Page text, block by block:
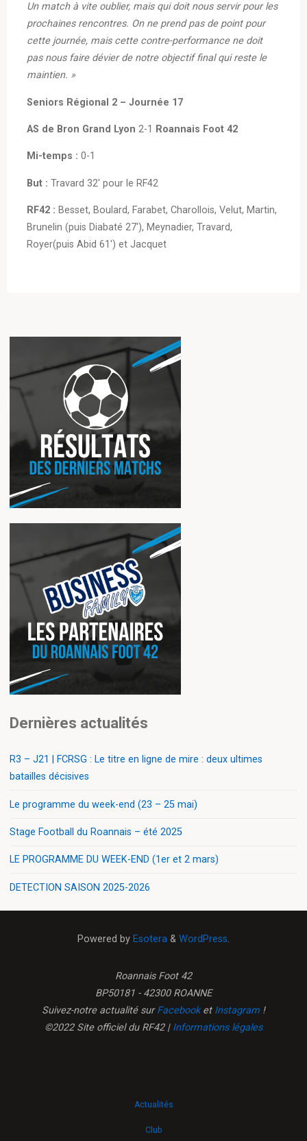
Un match à vite oublier, mais qui doit nous servir pour les
prochaines rencontres. On ne prend pas de point pour
cette journée, mais cette contre-performance ne doit
pas nous faire dévier de notre objectif final qui reste le
maintien. »
Seniors Régional 2 – Journée 17
AS de Bron Grand Lyon 2-1 Roannais Foot 42
Mi-temps : 0-1
But : Travard 32′ pour le RF42
RF42 : Besset, Boulard, Farabet, Charollois, Velut, Martin,
Brunelin (puis Diabaté 27′), Meynadier, Travard,
Royer(puis Abid 61′) et Jacquet
Dernières actualités
R3 – J21 | FCRSG : Le titre en ligne de mire : deux ultimes
batailles décisives
Le programme du week-end (23 – 25 mai)
Stage Football du Roannais – été 2025
LE PROGRAMME DU WEEK-END (1er et 2 mars)
DETECTION SAISON 2025-2026
Powered by Esotera & WordPress.
Roannais Foot 42
BP50181 - 42300 ROANNE
Suivez-notre actualité surFacebooket Instagram !
©2022 Site officiel du RF42 | Informations légales
Actualités
Club